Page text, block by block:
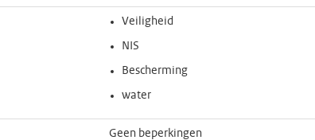
Veiligheid
NIS
Bescherming
water
Geen beperkingen